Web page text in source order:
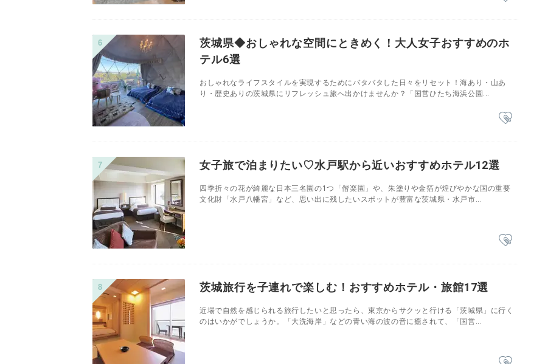
茨城県◆おしゃれな空間にときめく！大人女子おすすめのホ
テル6選
おしゃれなライフスタイルを実現するためにバタバタした日々をリセット！海あり・山あ
り・歴史ありの茨城県にリフレッシュ旅へ出かけませんか？「国営ひたち海浜公園...
女子旅で泊まりたい♡水戸駅から近いおすすめホテル12選
四季折々の花が綺麗な日本三名園の1つ「偕楽園」や、朱塗りや金箔が煌びやかな国の重要
文化財「水戸八幡宮」など、思い出に残したいスポットが豊富な茨城県・水戸市...
茨城旅行を子連れで楽しむ！おすすめホテル・旅館17選
近場で自然を感じられる旅行したいと思ったら、東京からサクッと行ける「茨城県」に行く
のはいかがでしょうか。「大洗海岸」などの青い海の波の音に癒されて、「国営...